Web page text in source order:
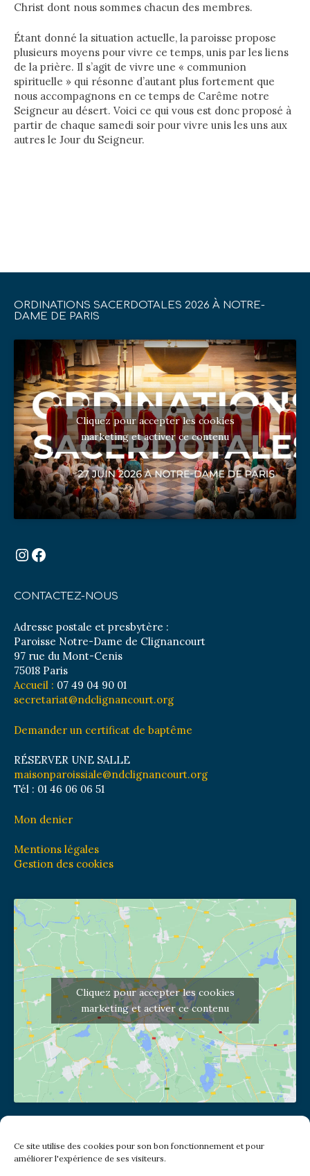
Ce site utilise des cookies pour son bon fonctionnement et pour
améliorer l'expérience de ses visiteurs.
Christ dont nous sommes chacun des membres.
Étant donné la situation actuelle, la paroisse propose
plusieurs moyens pour vivre ce temps, unis par les liens
de la prière. Il s’agit de vivre une « communion
spirituelle » qui résonne d’autant plus fortement que
nous accompagnons en ce temps de Carême notre
Seigneur au désert. Voici ce qui vous est donc proposé à
partir de chaque samedi soir pour vivre unis les uns aux
autres le Jour du Seigneur.
ORDINATIONS SACERDOTALES 2026 À NOTRE-
DAME DE PARIS
Cliquez pour accepter les cookies
marketing et activer ce contenu
Instagram
Facebook
CONTACTEZ-NOUS
Adresse postale et presbytère :
Paroisse Notre-Dame de Clignancourt
97 rue du Mont-Cenis
75018 Paris
Accueil : 07 49 04 90 01
secretariat@ndclignancourt.org
Demander un certificat de baptême
RÉSERVER UNE SALLE
maisonparoissiale@ndclignancourt.org
Tél : 01 46 06 06 51
Mon denier
Mentions légales
Gestion des cookies
Cliquez pour accepter les cookies
marketing et activer ce contenu
(pas de courrier à cette adresse)
2 place Jules Joffrin - 75018